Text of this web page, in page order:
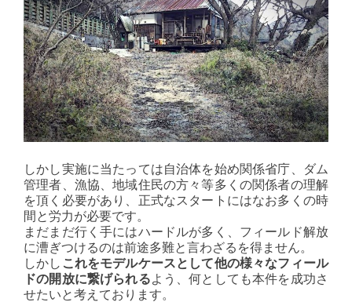
しかし実施に当たっては自治体を始め関係省庁、ダム
管理者、漁協、地域住民の方々等多くの関係者の理解
を頂く必要があり、正式なスタートにはなお多くの時
間と労力が必要です。
まだまだ行く手にはハードルが多く、フィールド解放
に漕ぎつけるのは前途多難と言わざるを得ません。
しかし
これをモデルケースとして他の様々なフィール
ドの開放に繋げられる よう、何としても本件を成功さ
せたいと考えております。